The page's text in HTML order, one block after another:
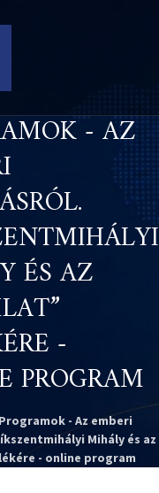
- AZ
ÉS AZ
-
PROGRAM
Programok - Az emberi
Mihály és az
- online program